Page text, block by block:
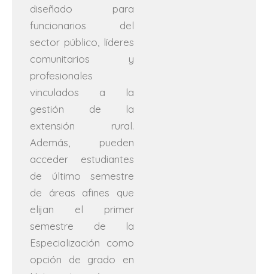
diseñado para
funcionarios del
sector público, líderes
comunitarios y
profesionales
vinculados a la
gestión de la
extensión rural.
Además, pueden
acceder estudiantes
de último semestre
de áreas afines que
elijan el primer
semestre de la
Especialización como
opción de grado en